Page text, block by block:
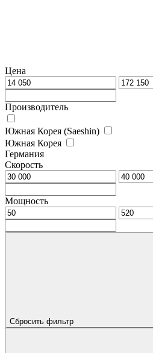
Цена
Производитель
Южная Корея (Saeshin)
Южная Корея
Германия
Скорость
Мощность
Сбросить фильтр